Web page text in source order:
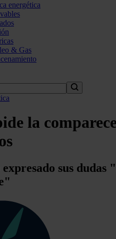
energética
& Gas
la
sus dudas